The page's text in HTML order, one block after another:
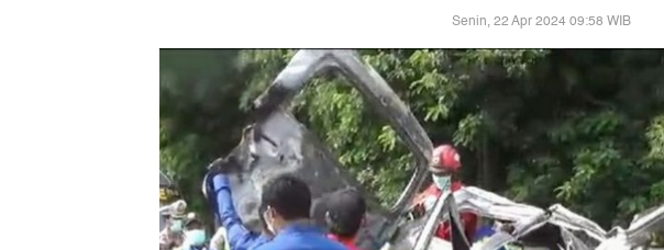
Senin, 22 Apr 2024 09:58 WIB